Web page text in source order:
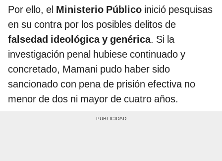
Por ello, el Ministerio Público inició pesquisas
en su contra por los posibles delitos de
falsedad ideológica y genérica. Si la
investigación penal hubiese continuado y
concretado, Mamani pudo haber sido
sancionado con pena de prisión efectiva no
menor de dos ni mayor de cuatro años.